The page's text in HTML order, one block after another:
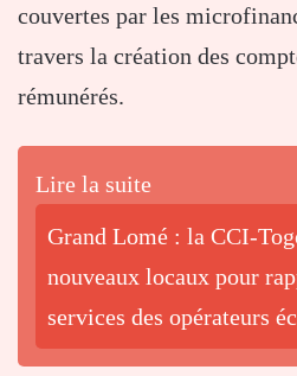
couvertes par les
travers la création des
rémunérés.
Lire la suite
Grand Lomé : la CCI-
nouveaux locaux pour
services des opérateurs